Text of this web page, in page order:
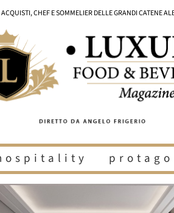
CHEF E SOMMELIER DELLE GRANDI CATENE